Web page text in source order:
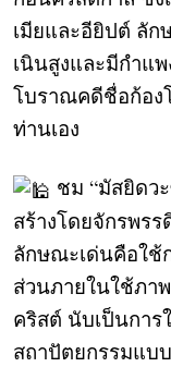
เมียและอียิปต์ ลัก
เนินสูงและมีกำแ
โบราณคดีชื่อก้อง
ท่านเอง
ชม “มัสยิดวะ
สร้างโดยจักรพร
ลักษณะเด่นคือใช้
ส่วนภายในใช้ภา
คริสต์ นับเป็นกา
สถาปัตยกรรมแบ